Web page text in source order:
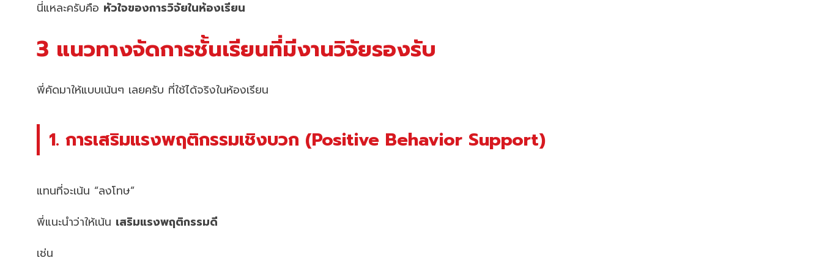
นี่แหละครับคือ หัวใจของการวิจัยในห้องเรียน
3 แนวทางจัดการชั้นเรียนที่มีงานวิจัยรองรับ
พี่คัดมาให้แบบเน้นๆ เลยครับ ที่ใช้ได้จริงในห้องเรียน
1. การเสริมแรงพฤติกรรมเชิงบวก (Positive Behavior Support)
แทนที่จะเน้น “ลงโทษ”
พี่แนะนำว่าให้เน้น เสริมแรงพฤติกรรมดี
เช่น